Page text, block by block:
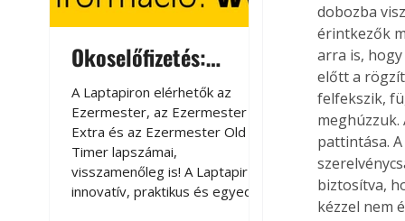
Okoselőfizetés:
Ezermester Extra
A Laptapiron elérhetők az
Ezermester, az Ezermester
Extra és az Ezermester Old
Timer lapszámai,
visszamenőleg is! A Laptapir új,
innovatív, praktikus és egyedi
Okoselőfizetés
A Laptapiron
Ezermester, az
Extra és az
Timer lapszámai,
visszamenőleg is! A
innovatív, praktikus
megoldás a
dobozba
érintkezők
arra is,
előtt a
felfekszik,
meghúzzuk.
pattintása.
biztosítva,
kézzel nem